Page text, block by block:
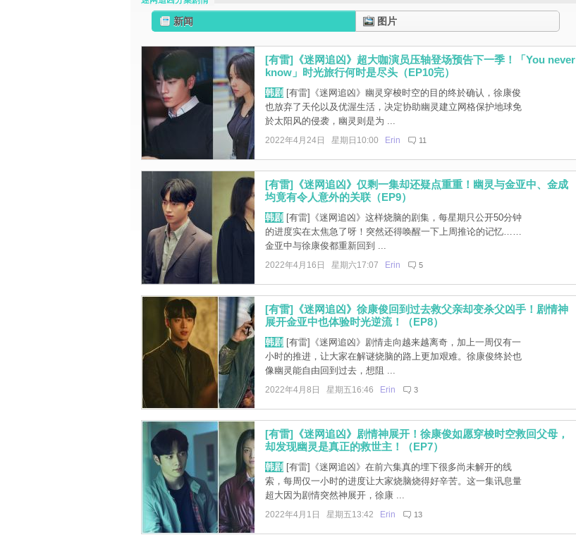
新闻 图片
[有雷]《迷网追凶》超大咖演员压轴登场预告下一季！「You never
know」时光旅行何时是尽头（EP10完）
韩剧 [有雷]《迷网追凶》幽灵穿梭时空的目的终於确认，徐康俊
也放弃了天伦以及优渥生活，决定协助幽灵建立网格保护地球免
於太阳风的侵袭，幽灵则是为 ...
2022年4月24日 星期日10:00 Erin 11
[有雷]《迷网追凶》仅剩一集却还疑点重重！幽灵与金亚中、金成
均竟有令人意外的关联（EP9）
韩剧 [有雷]《迷网追凶》这样烧脑的剧集，每星期只公开50分钟
的进度实在太焦急了呀！突然还得唤醒一下上周推论的记忆……
金亚中与徐康俊都重新回到 ...
2022年4月16日 星期六17:07 Erin 5
[有雷]《迷网追凶》徐康俊回到过去救父亲却变杀父凶手！剧情神
展开金亚中也体验时光逆流！（EP8）
韩剧 [有雷]《迷网追凶》剧情走向越来越离奇，加上一周仅有一
小时的推进，让大家在解谜烧脑的路上更加艰难。徐康俊终於也
像幽灵能自由回到过去，想阻 ...
2022年4月8日 星期五16:46 Erin 3
[有雷]《迷网追凶》剧情神展开！徐康俊如愿穿梭时空救回父母，
却发现幽灵是真正的救世主！（EP7）
韩剧 [有雷]《迷网追凶》在前六集真的埋下很多尚未解开的线
索，每周仅一小时的进度让大家烧脑烧得好辛苦。这一集讯息量
超大因为剧情突然神展开，徐康 ...
2022年4月1日 星期五13:42 Erin 13